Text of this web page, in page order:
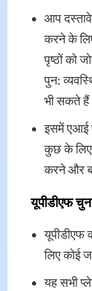
आप
करने के
पृष्ठों को
पुन:
भी सकते
इसमें एआई
कुछ के लिए
करने और
यूपीडीएफ
यूपीडीएफ
लिए कोई
यह सभी